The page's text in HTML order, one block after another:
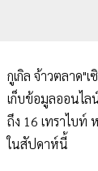
กูเกิล จ้าวตลาด"
เก็บข้อมูลออนไล
ถึง 16 เทราไบท์
ในสัปดาห์นี้